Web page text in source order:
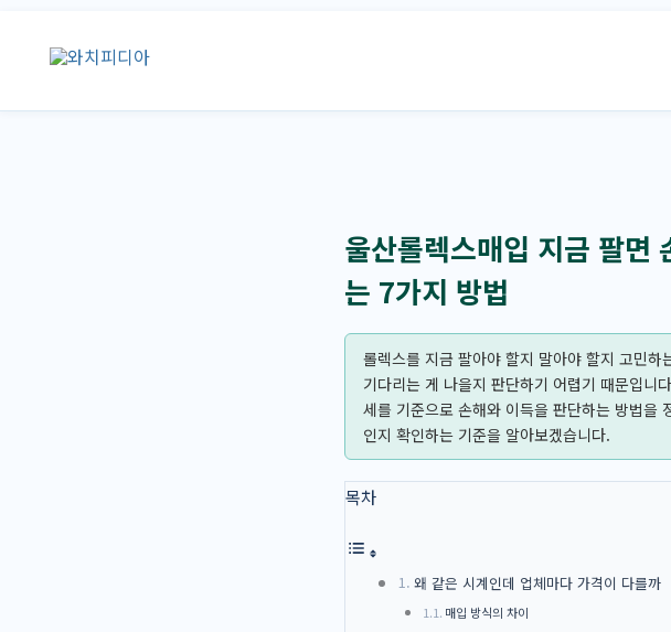
로
울산롤렉스매입 지금 팔면
는 7가지 방법
롤렉스를 지금 팔아야 할지 말아야 할지 고민
기다리는 게 나을지 판단하기 어렵기 때문입니
세를 기준으로 손해와 이득을 판단하는 방법을
인지 확인하는 기준을 알아보겠습니다.
목차
왜 같은 시계인데 업체마다 가격이 다를까
매입 방식의 차이